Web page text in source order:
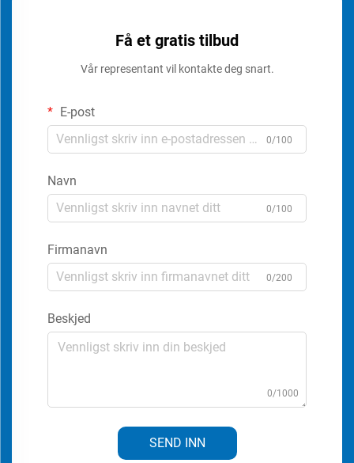
Få et gratis tilbud
Vår representant vil kontakte deg snart.
E-post
0/100
Navn
0/100
Firmanavn
0/200
Beskjed
0/1000
SEND INN